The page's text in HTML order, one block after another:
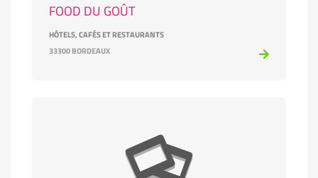
FOOD DU GOÛT
HÔTELS, CAFÉS ET RESTAURANTS
33300 BORDEAUX